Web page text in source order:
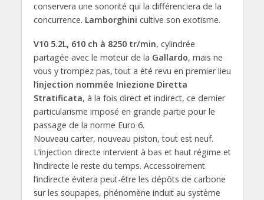
conservera une sonorité qui la différenciera de la
concurrence. Lamborghini cultive son exotisme.
V10 5.2L, 610 ch à 8250 tr/min, cylindrée
partagée avec le moteur de la Gallardo, mais ne
vous y trompez pas, tout a été revu en premier lieu
l’injection nommée Iniezione Diretta
Stratificata, à la fois direct et indirect, ce dernier
particularisme imposé en grande partie pour le
passage de la norme Euro 6.
Nouveau carter, nouveau piston, tout est neuf.
L’injection directe intervient à bas et haut régime et
l’indirecte le reste du temps. Accessoirement
l’indirecte évitera peut-être les dépôts de carbone
sur les soupapes, phénomène induit au système